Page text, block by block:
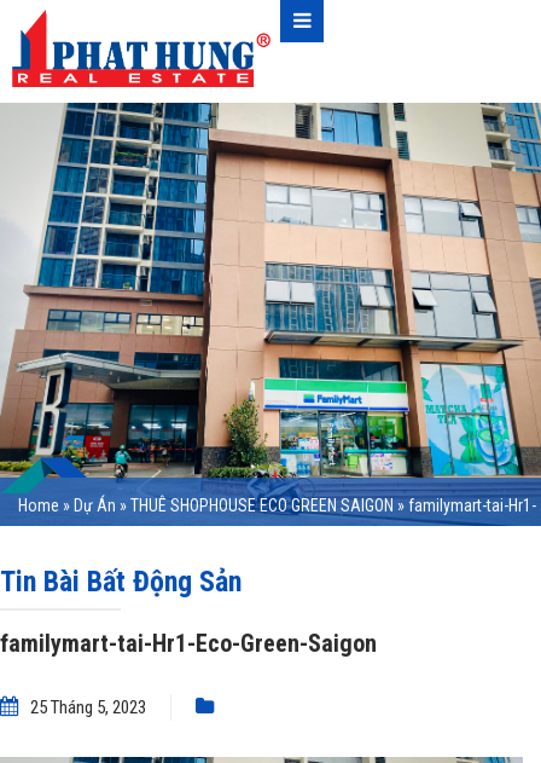
Home » Dự Án »THUÊ SHOPHOUSE ECO GREEN SAIGON »familymart-tai-Hr1-
Tin Bài Bất Động Sản
familymart-tai-Hr1-Eco-Green-Saigon
25 Tháng 5, 2023